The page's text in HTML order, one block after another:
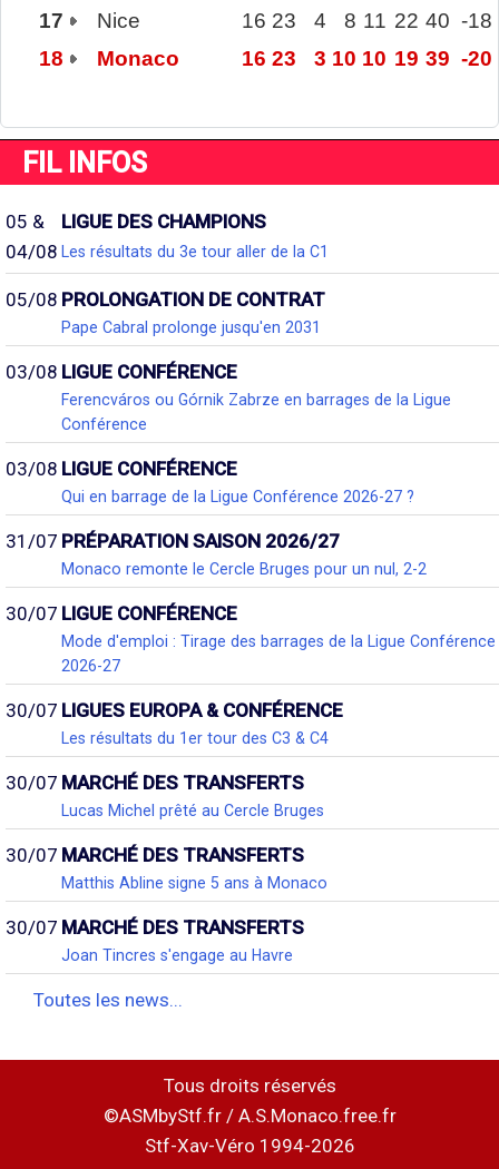
17
Nice 16 23 4 8 11 22 40 -18
18
Monaco 16 23 3 10 10 19 39 -20
FIL INFOS
05 &
04/08
LIGUE DES CHAMPIONS
Les résultats du 3e tour aller de la C1
05/08 PROLONGATION DE CONTRAT
Pape Cabral prolonge jusqu'en 2031
03/08 LIGUE CONFÉRENCE
Ferencváros ou Górnik Zabrze en barrages de la Ligue
Conférence
03/08 LIGUE CONFÉRENCE
Qui en barrage de la Ligue Conférence 2026-27 ?
31/07 PRÉPARATION SAISON 2026/27
Monaco remonte le Cercle Bruges pour un nul, 2-2
30/07 LIGUE CONFÉRENCE
Mode d'emploi : Tirage des barrages de la Ligue Conférence
2026-27
30/07 LIGUES EUROPA & CONFÉRENCE
Les résultats du 1er tour des C3 & C4
30/07 MARCHÉ DES TRANSFERTS
Lucas Michel prêté au Cercle Bruges
30/07 MARCHÉ DES TRANSFERTS
Matthis Abline signe 5 ans à Monaco
30/07 MARCHÉ DES TRANSFERTS
Joan Tincres s'engage au Havre
Toutes les news...
Tous droits réservés
©ASMbyStf.fr / A.S.Monaco.free.fr
Stf-Xav-Véro 1994-2026